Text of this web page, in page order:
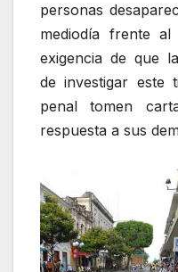
personas
mediodía frente
exigencia de que
de investigar este
penal tomen
respuesta a sus